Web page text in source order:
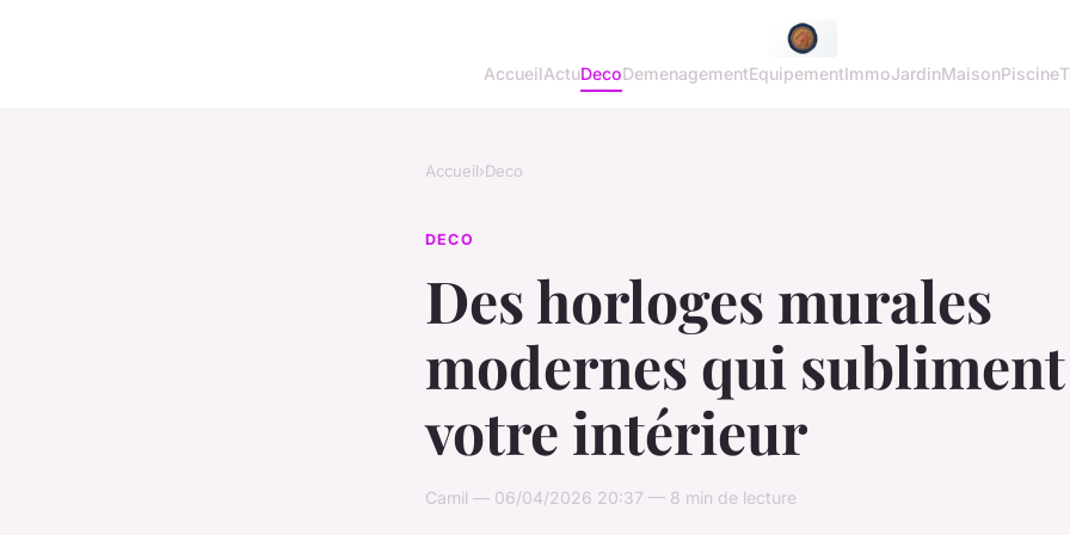
AccueilActuDecoDemenagementEquipementImmoJardinMaisonPiscine
Accueil›Deco
DECO
Des horloges murales
modernes qui subliment
votre intérieur
Camil — 06/04/2026 20:37 — 8 min de lecture